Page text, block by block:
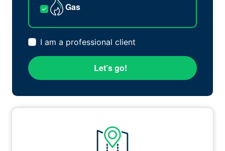
Gas
I am a professional client
Let’s go!